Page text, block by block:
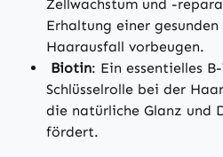
Zellwachstum und -
Erhaltung einer
Haarausfall vorbeugen.
Biotin: Ein essentielles
Schlüsselrolle bei der
die natürliche Glanz und
fördert.